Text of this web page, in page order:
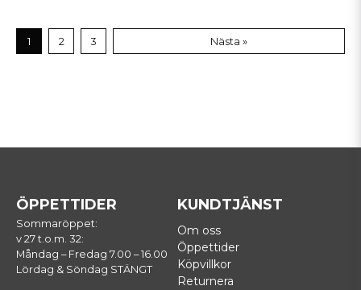
1 2 3 Nästa »
ÖPPETTIDER
Sommaröppet:
v 27 t.o.m. 32:
Måndag – Fredag 7.00 – 16.00
Lördag & Söndag STÄNGT
KUNDTJÄNST
Om oss
Öppettider
Köpvillkor
Returnera